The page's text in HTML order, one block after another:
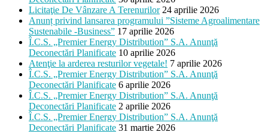
Licitaţie De Vânzare A Terenurilor 24 aprilie 2026
Anunț privind lansarea programului ”Sisteme Agroalimentare
Sustenabile -Business” 17 aprilie 2026
Î.C.S. „Premier Energy Distribution” S.A. Anunţă
Deconectări Planificate 10 aprilie 2026
Atenţie la arderea resturilor vegetale! 7 aprilie 2026
Î.C.S. „Premier Energy Distribution” S.A. Anunţă
Deconectări Planificate 6 aprilie 2026
Î.C.S. „Premier Energy Distribution” S.A. Anunţă
Deconectări Planificate 2 aprilie 2026
Î.C.S. „Premier Energy Distribution” S.A. Anunţă
Deconectări Planificate 31 martie 2026